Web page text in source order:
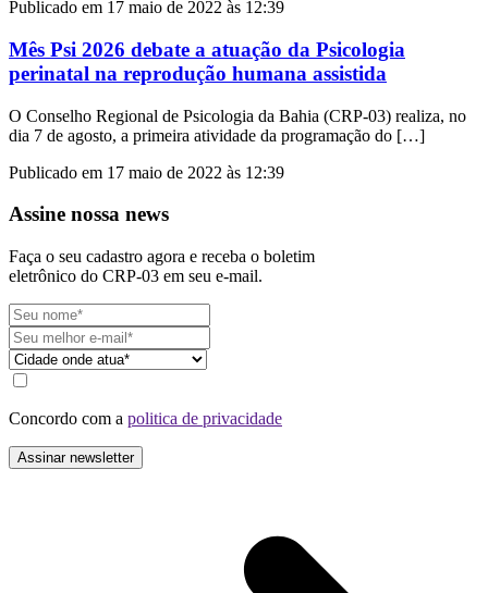
Publicado em 17 maio de 2022 às 12:39
Mês Psi 2026 debate a atuação da Psicologia
perinatal na reprodução humana assistida
O Conselho Regional de Psicologia da Bahia (CRP-03) realiza, no
dia 7 de agosto, a primeira atividade da programação do […]
Publicado em 17 maio de 2022 às 12:39
Assine nossa news
Faça o seu cadastro agora e receba o boletim
eletrônico do CRP-03 em seu e-mail.
Concordo com a politica de privacidade